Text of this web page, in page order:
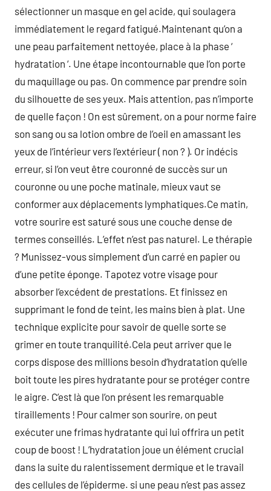
sélectionner un masque en gel acide, qui soulagera
immédiatement le regard fatigué.Maintenant qu’on a
une peau parfaitement nettoyée, place à la phase ‘
hydratation ‘. Une étape incontournable que l’on porte
du maquillage ou pas. On commence par prendre soin
du silhouette de ses yeux. Mais attention, pas n’importe
de quelle façon ! On est sûrement, on a pour norme faire
son sang ou sa lotion ombre de l’oeil en amassant les
yeux de l’intérieur vers l’extérieur ( non ? ). Or indécis
erreur, si l’on veut être couronné de succès sur un
couronne ou une poche matinale, mieux vaut se
conformer aux déplacements lymphatiques.Ce matin,
votre sourire est saturé sous une couche dense de
termes conseillés. L’effet n’est pas naturel. Le thérapie
? Munissez-vous simplement d’un carré en papier ou
d’une petite éponge. Tapotez votre visage pour
absorber l’excédent de prestations. Et finissez en
supprimant le fond de teint, les mains bien à plat. Une
technique explicite pour savoir de quelle sorte se
grimer en toute tranquilité.Cela peut arriver que le
corps dispose des millions besoin d’hydratation qu’elle
boit toute les pires hydratante pour se protéger contre
le aigre. C’est là que l’on présent les remarquable
tiraillements ! Pour calmer son sourire, on peut
exécuter une frimas hydratante qui lui offrira un petit
coup de boost ! L’hydratation joue un élément crucial
dans la suite du ralentissement dermique et le travail
des cellules de l’épiderme. si une peau n’est pas assez